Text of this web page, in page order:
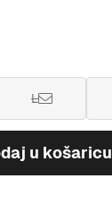
L
u košaricu